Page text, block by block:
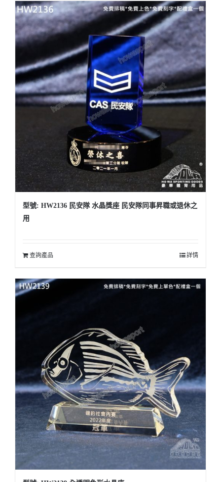
型號: HW2136 民安隊 水晶獎座 民安隊同事昇職或退休之
用
查詢產品 詳情